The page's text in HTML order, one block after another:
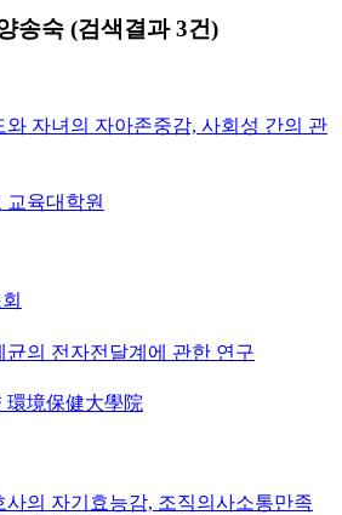
송숙 (검색결과 3건)
와 자녀의 자아존중감, 사회성 간의 관
교육대학원
균의 전자전달계에 관한 연구
環境保健大學院
사의 자기효능감, 조직의사소통만족